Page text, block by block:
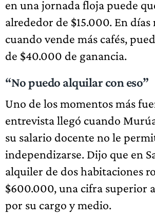
en una jornada floja puede
alrededor de $15.000. En días
cuando vende más cafés,
de $40.000 de ganancia.
“No puedo alquilar con eso”
Uno de los momentos más
entrevista llegó cuando
su salario docente no le
independizarse. Dijo que en
alquiler de dos habitaciones
$600.000, una cifra superior
por su cargo y medio.